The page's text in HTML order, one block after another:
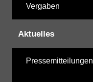
Vergaben
Aktuelles
Pressemitteilungen